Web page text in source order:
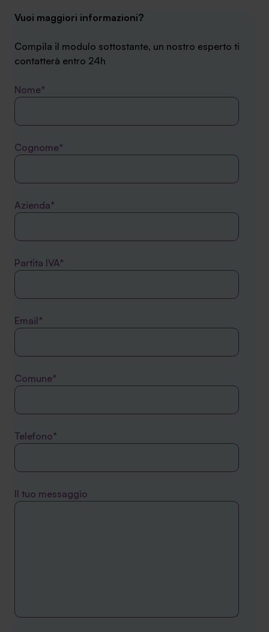
Vuoi maggiori informazioni?
Compila il modulo sottostante, un nostro esperto ti
contatterà entro 24h
Nome*
Cognome*
Azienda*
Partita IVA*
Email*
Comune*
Telefono*
Il tuo messaggio